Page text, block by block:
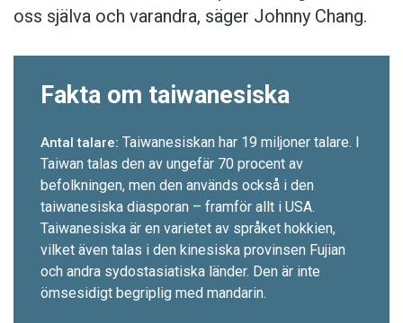
oss själva och varandra, säger Johnny Chang.
Fakta om taiwanesiska
Antal talare: Taiwanesiskan har 19 miljoner talare. I
Taiwan talas den av ungefär 70 procent av
befolkningen, men den används också i den
taiwanesiska diasporan – framför allt i USA.
Taiwanesiska är en varietet av språket hokkien,
vilket även talas i den kinesiska provinsen Fujian
och andra sydostasiatiska länder. Den är inte
ömsesidigt begriplig med mandarin.